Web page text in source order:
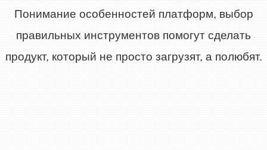
Понимание особенностей платформ, выбор
правильных инструментов помогут сделать
продукт, который не просто загрузят, а полюбят.